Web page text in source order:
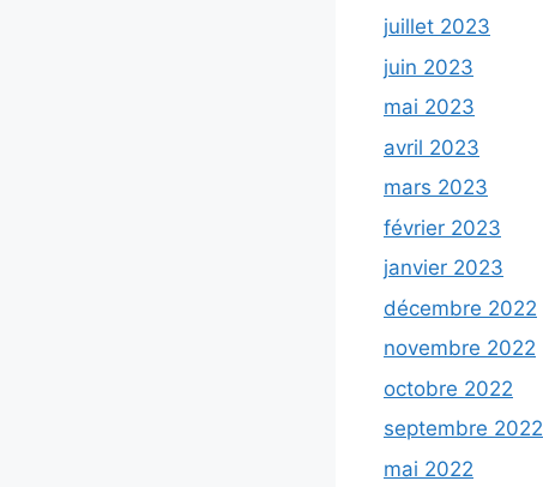
juillet 2023
juin 2023
mai 2023
avril 2023
mars 2023
février 2023
janvier 2023
décembre 2022
novembre 2022
octobre 2022
septembre 2022
mai 2022